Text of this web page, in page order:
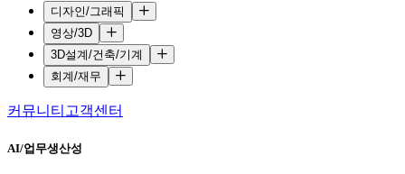
디자인/그래픽
영상/3D
3D설계/건축/기계
회계/재무
커뮤니티 고객센터
AI/업무생산성